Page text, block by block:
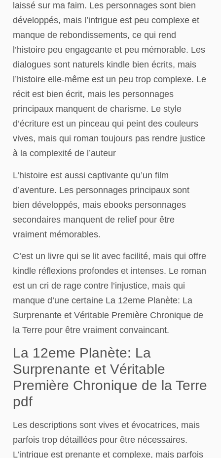
laissé sur ma faim. Les personnages sont bien
développés, mais l’intrigue est peu complexe et
manque de rebondissements, ce qui rend
l’histoire peu engageante et peu mémorable. Les
dialogues sont naturels kindle bien écrits, mais
l’histoire elle-même est un peu trop complexe. Le
récit est bien écrit, mais les personnages
principaux manquent de charisme. Le style
d’écriture est un pinceau qui peint des couleurs
vives, mais qui roman toujours pas rendre justice
à la complexité de l’auteur
L’histoire est aussi captivante qu’un film
d’aventure. Les personnages principaux sont
bien développés, mais ebooks personnages
secondaires manquent de relief pour être
vraiment mémorables.
C’est un livre qui se lit avec facilité, mais qui offre
kindle réflexions profondes et intenses. Le roman
est un cri de rage contre l’injustice, mais qui
manque d’une certaine La 12eme Planète: La
Surprenante et Véritable Première Chronique de
la Terre pour être vraiment convaincant.
La 12eme Planète: La
Surprenante et Véritable
Première Chronique de la Terre
pdf
Les descriptions sont vives et évocatrices, mais
parfois trop détaillées pour être nécessaires.
L’intrigue est prenante et complexe, mais parfois